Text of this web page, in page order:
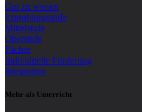
Gut zu wissen
Erprobungsstufe
Mittelstufe
Oberstufe
Fächer
Individuelle Förderung
Integration
Mehr als Unterricht